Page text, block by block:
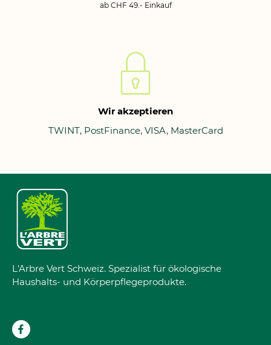
ab CHF 49.- Einkauf
Wir akzeptieren
TWINT, PostFinance, VISA, MasterCard
L'Arbre Vert Schweiz. Spezialist für ökologische
Haushalts- und Körperpflegeprodukte.